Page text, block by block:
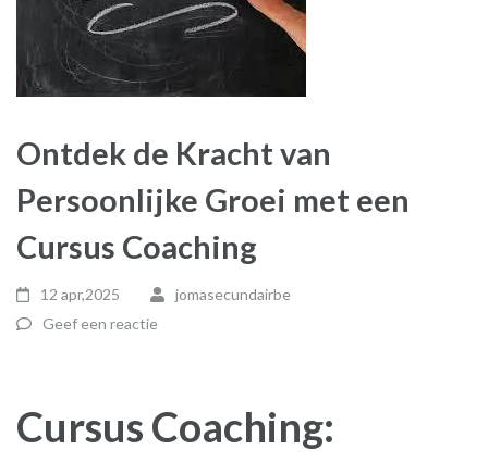
Ontdek de Kracht van
Persoonlijke Groei met een
Cursus Coaching
12 apr,2025
jomasecundairbe
Geef een reactie
Cursus Coaching: